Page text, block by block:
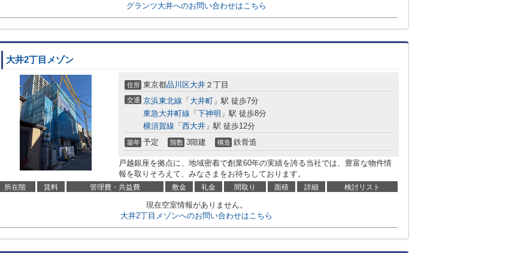
グランツ大井へのお問い合わせはこちら
大井2丁目メゾン
住所 東京都品川区大井 ２丁目
交通 京浜東北線 「 大井町 」駅 徒歩7分
東急大井町線 「 下神明 」駅 徒歩8分
横須賀線 「 西大井 」駅 徒歩12分
築年 予定 階数 3階建 構造 鉄骨造
戸越銀座を拠点に、地域密着で創業60年の実績を誇る当社では、豊富な物件情
報を取りそろえて、みなさまをお待ちしております。
所在階 賃料 管理費・共益費 敷金 礼金 間取り 面積 詳細 検討リスト
現在空室情報がありません。
大井2丁目メゾンへのお問い合わせはこちら